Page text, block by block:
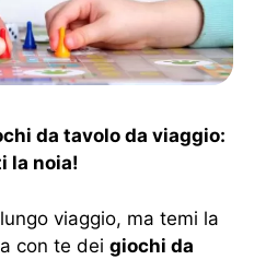
da tavolo da viaggio:
la noia!
viaggio, ma temi la
con te dei giochi da